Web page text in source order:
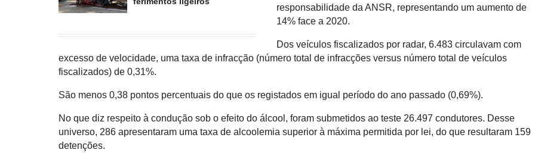
responsabilidade da ANSR, representando um aumento de
14% face a 2020.
Dos veículos fiscalizados por radar, 6.483 circulavam com
excesso de velocidade, uma taxa de infracção (número total de infracções versus número total de veículos
fiscalizados) de 0,31%.
São menos 0,38 pontos percentuais do que os registados em igual período do ano passado (0,69%).
No que diz respeito à condução sob o efeito do álcool, foram submetidos ao teste 26.497 condutores. Desse
universo, 286 apresentaram uma taxa de alcoolemia superior à máxima permitida por lei, do que resultaram 159
detenções.